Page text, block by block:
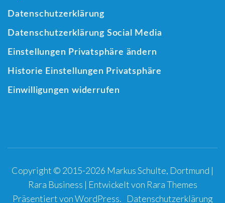
Datenschutzerklärung
Datenschutzerklärung Social Media
Einstellungen Privatsphäre ändern
Historie Einstellungen Privatsphäre
Einwilligungen widerrufen
Copyright © 2015-2026 Markus Schulte, Dortmund |
Rara Business | Entwickelt von Rara Themes
Präsentiert vonWordPress. Datenschutzerklärung